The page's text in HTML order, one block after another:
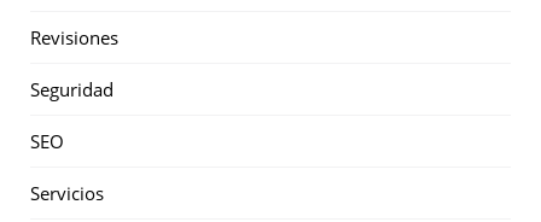
Revisiones
Seguridad
SEO
Servicios